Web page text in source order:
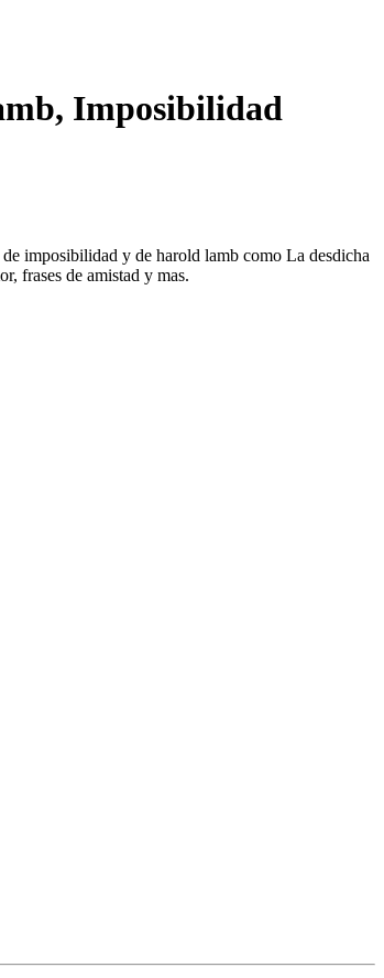
Imposibilidad
imposibilidad y de harold lamb como La desdicha
frases de amistad y mas.